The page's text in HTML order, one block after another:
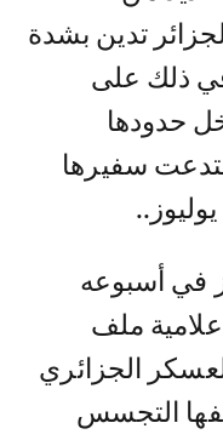
تدين بشدة
في ذلك على
حدودها
سفيرها
في أسبوعه
ملف
الجزائري
التجسس